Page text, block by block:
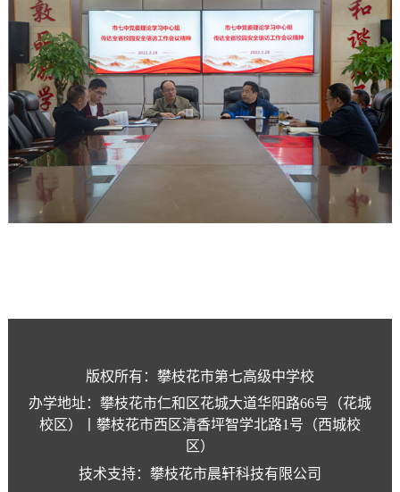
版权所有：攀枝花市第七高级中学校
办学地址：攀枝花市仁和区花城大道华阳路66号（花城
校区）丨攀枝花市西区清香坪智学北路1号（西城校
区）
技术支持：攀枝花市晨轩科技有限公司